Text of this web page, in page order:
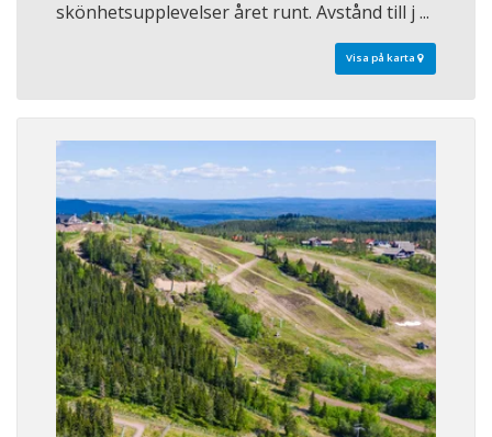
skönhetsupplevelser året runt. Avstånd till j ...
Visa på karta